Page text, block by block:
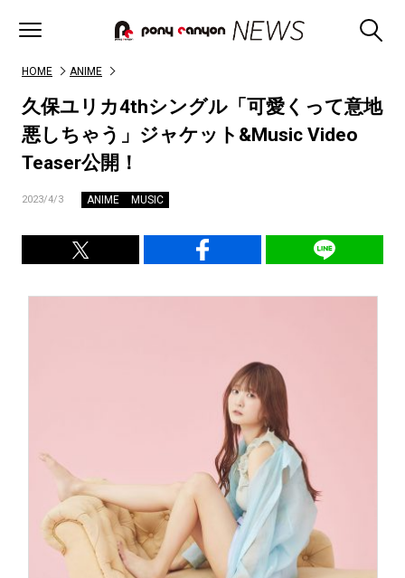
HOME ANIME
久保ユリカ4thシングル「可愛くって意地
悪しちゃう」ジャケット&Music Video
Teaser公開！
2023/4/3 ANIME MUSIC